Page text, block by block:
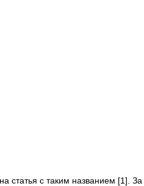
статья с таким названием [1].